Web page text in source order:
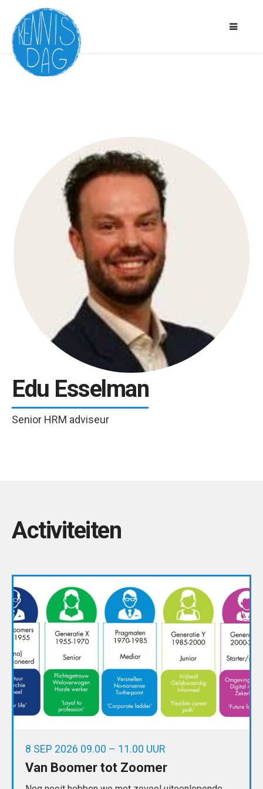
Edu Esselman
Senior HRM adviseur
Activiteiten
8 SEP 2026 09.00 – 11.00 UUR
Van Boomer tot Zoomer